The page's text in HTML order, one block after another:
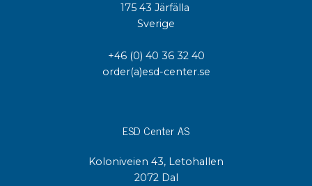
175 43 Järfälla
Sverige
+46 (0) 40 36 32 40
order(a)esd-center.se
ESD Center AS
Koloniveien 43, Letohallen
2072 Dal